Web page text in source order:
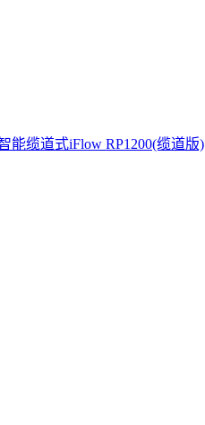
能缆道式iFlow RP1200(缆道版)